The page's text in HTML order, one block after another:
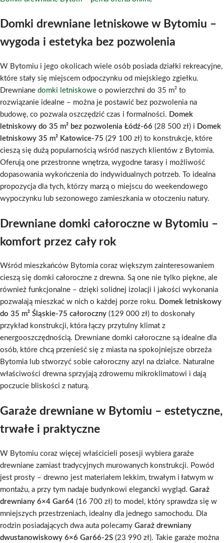
Domki drewniane letniskowe w Bytomiu –
wygoda i estetyka bez pozwolenia
W Bytomiu i jego okolicach wiele osób posiada działki rekreacyjne,
które stały się miejscem odpoczynku od miejskiego zgiełku.
Drewniane domki letniskowe o powierzchni do 35 m² to
rozwiązanie idealne – można je postawić bez pozwolenia na
budowę, co pozwala oszczędzić czas i formalności. Domek
letniskowy do 35 m² bez pozwolenia Łódź-66 (28 500 zł) i Domek
letniskowy 35 m² Katowice-75 (29 100 zł) to konstrukcje, które
cieszą się dużą popularnością wśród naszych klientów z Bytomia.
Oferują one przestronne wnętrza, wygodne tarasy i możliwość
dopasowania wykończenia do indywidualnych potrzeb. To idealna
propozycja dla tych, którzy marzą o miejscu do weekendowego
wypoczynku lub sezonowego zamieszkania w otoczeniu natury.
Drewniane domki całoroczne w Bytomiu –
komfort przez cały rok
Wśród mieszkańców Bytomia coraz większym zainteresowaniem
cieszą się domki całoroczne z drewna. Są one nie tylko piękne, ale
również funkcjonalne – dzięki solidnej izolacji i jakości wykonania
pozwalają mieszkać w nich o każdej porze roku. Domek letniskowy
do 35 m² Śląskie-75 całoroczny (129 000 zł) to doskonały
przykład konstrukcji, która łączy przytulny klimat z
energooszczędnością. Drewniane domki całoroczne są idealne dla
osób, które chcą przenieść się z miasta na spokojniejsze obrzeża
Bytomia lub stworzyć sobie całoroczny azyl na działce. Naturalne
właściwości drewna sprzyjają zdrowemu mikroklimatowi i dają
poczucie bliskości z naturą.
Garaże drewniane w Bytomiu – estetyczne,
trwałe i praktyczne
W Bytomiu coraz więcej właścicieli posesji wybiera garaże
drewniane zamiast tradycyjnych murowanych konstrukcji. Powód
jest prosty – drewno jest materiałem lekkim, trwałym i łatwym w
montażu, a przy tym nadaje budynkowi elegancki wygląd. Garaż
drewniany 6×4 Gar64 (16 700 zł) to model, który sprawdza się w
mniejszych przestrzeniach, idealny dla jednego samochodu. Dla
rodzin posiadających dwa auta polecamy Garaż drewniany
dwustanowiskowy 6×6 Gar66-2S (23 990 zł). Takie garaże można